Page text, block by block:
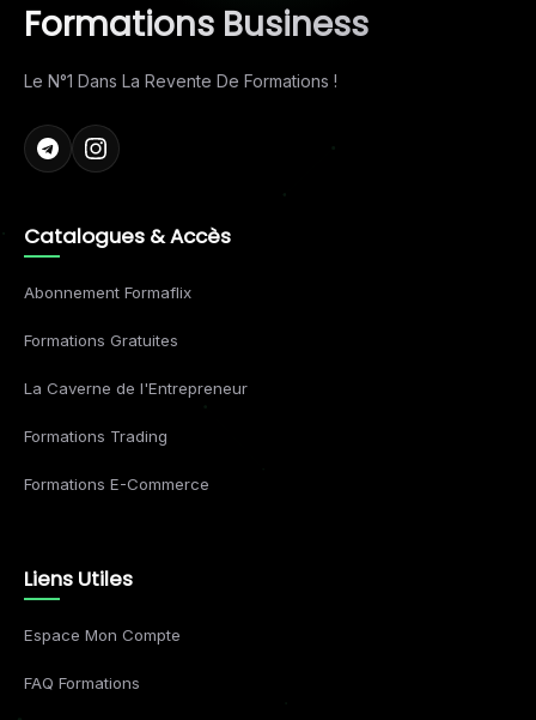
Formations Business
Le N°1 Dans La Revente De Formations !
Catalogues & Accès
Abonnement Formaflix
Formations Gratuites
La Caverne de l'Entrepreneur
Formations Trading
Formations E-Commerce
Liens Utiles
Espace Mon Compte
FAQ Formations